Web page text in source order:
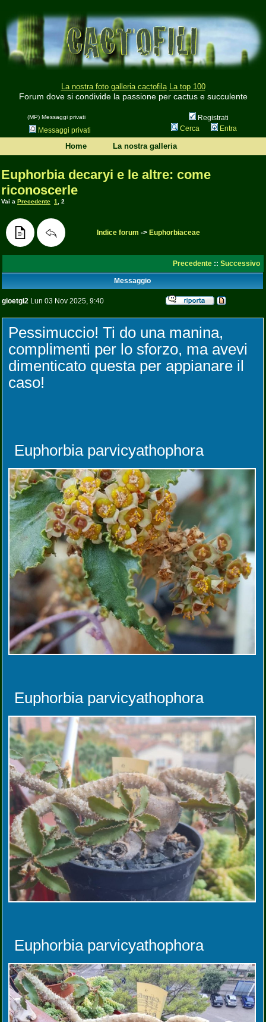
La nostra foto galleria cactofila La top 100
Forum dove si condivide la passione per cactus e succulente
(MP) Messaggi privati
Registrati
Messaggi privati
Cerca Entra
Home La nostra galleria
Euphorbia decaryi e le altre: come
riconoscerle
Vai a Precedente 1 2
Indice forum -> Euphorbiaceae
Precedente :: Successivo
Messaggio
gioetgi2 Lun 03 Nov 2025, 9:40
Pessimuccio! Ti do una manina,
complimenti per lo sforzo, ma avevi
dimenticato questa per appianare il
caso!
Euphorbia parvicyathophora
Euphorbia parvicyathophora
Euphorbia parvicyathophora